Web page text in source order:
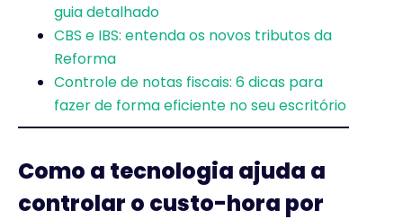
guia detalhado
CBS e IBS: entenda os novos tributos da
Reforma
Controle de notas fiscais: 6 dicas para
fazer de forma eficiente no seu escritório
Como a tecnologia ajuda a
controlar o custo-hora por